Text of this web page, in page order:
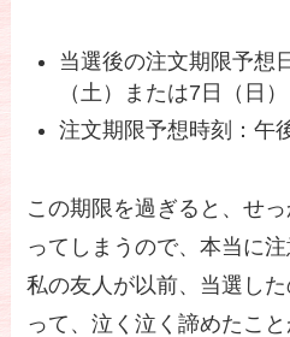
当選後の注文期限予想
（土）または7日（日）
注文期限予想時刻：午
この期限を過ぎると、せ
ってしまうので、本当に注
私の友人が以前、当選し
って、泣く泣く諦めたこと